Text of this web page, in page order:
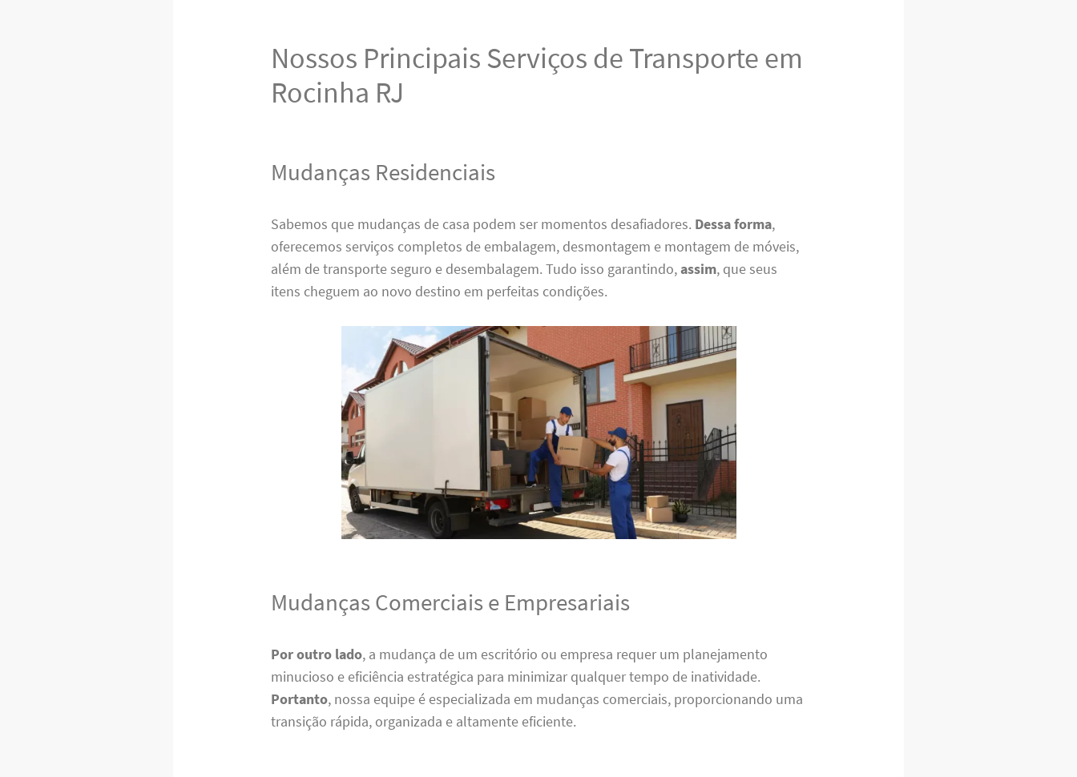
Nossos Principais Serviços de Transporte em
Rocinha RJ
Mudanças Residenciais
Sabemos que mudanças de casa podem ser momentos desafiadores. Dessa forma,
oferecemos serviços completos de embalagem, desmontagem e montagem de móveis,
além de transporte seguro e desembalagem. Tudo isso garantindo,assim, que seus
itens cheguem ao novo destino em perfeitas condições.
Mudanças Comerciais e Empresariais
Por outro lado, a mudança de um escritório ou empresa requer um planejamento
minucioso e eficiência estratégica para minimizar qualquer tempo de inatividade.
Portanto, nossa equipe é especializada em mudanças comerciais, proporcionando uma
transição rápida, organizada e altamente eficiente.